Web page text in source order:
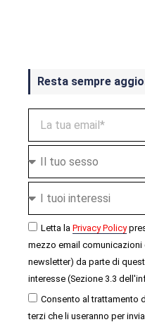
Resta sempre
Letta la Privacy Policy
mezzo email
newsletter) da parte di
interesse (Sezione 3.3
Consento al trattamento
terzi che li useranno per